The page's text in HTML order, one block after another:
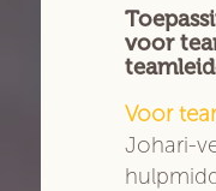
voor
Voor
Johari-